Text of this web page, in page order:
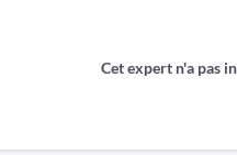
Cet expert n'a pas